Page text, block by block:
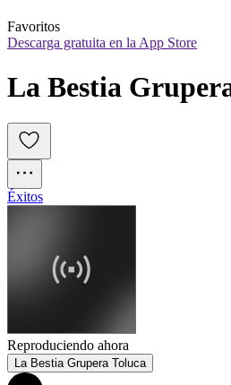
Favoritos
Descarga gratuita en la App Store
La Bestia
Éxitos
Reproduciendo ahora
La Bestia Grupera Toluca